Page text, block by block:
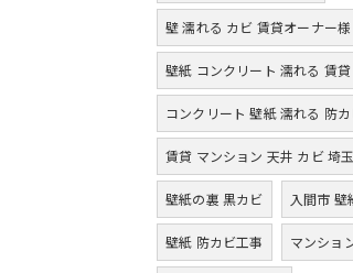
壁 濡れる カビ 賃貸オーナー様
壁紙 コンクリート 濡れる 賃貸
コンクリート 壁紙 濡れる 防
賃貸 マンション 天井 カビ 埼玉
壁紙の裏 黒カビ 入間市 壁
壁紙 防カビ工事 マンショ